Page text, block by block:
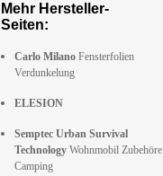
Mehr Hersteller-
Seiten:
Carlo Milano Fensterfolien
Verdunkelung
ELESION
Semptec Urban Survival
Technology Wohnmobil Zubehöre
Camping